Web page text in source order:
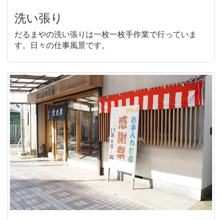
洗い張り
だるまやの洗い張りは一枚一枚手作業で行っていま
す。日々の仕事風景です。